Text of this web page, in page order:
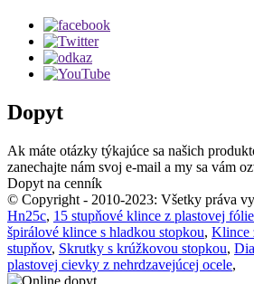
Dopyt
Ak máte otázky týkajúce sa našich
zanechajte nám svoj e-mail a my sa vám
Dopyt na cenník
© Copyright - 2010-2023: Všetky práva
Hn25c, 15 stupňové klince z plastovej fólie
špirálové klince s hladkou stopkou, Klince
stupňov, Skrutky s krúžkovou stopkou,
plastovej cievky z nehrdzavejúcej ocele,